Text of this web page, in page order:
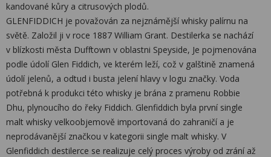
kandované kůry a citrusových plodů.
GLENFIDDICH je považován za nejznámější whisky palírnu na
světě. Založil ji v roce 1887 William Grant. Destilerka se nachází
v blízkosti města Dufftown v oblastni Speyside, Je pojmenována
podle údolí Glen Fiddich, ve kterém leží, což v galštině znamená
údolí jelenů, a odtud i busta jelení hlavy v logu značky. Voda
potřebná k produkci této whisky je brána z pramenu Robbie
Dhu, plynoucího do řeky Fiddich. Glenfiddich byla první single
malt whisky velkoobjemově importovaná do zahraničí a je
neprodávanější značkou v kategorii single malt whisky. V
Glenfiddich destilerce se realizuje celý proces výroby od zrání až